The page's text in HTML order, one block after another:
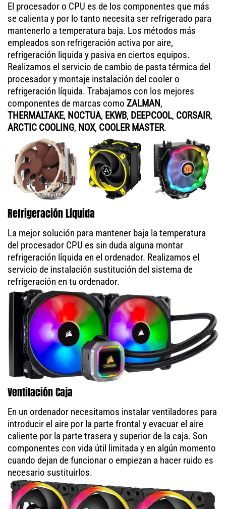
El procesador o CPU es de los componentes que más
se calienta y por lo tanto necesita ser refrigerado para
mantenerlo a temperatura baja. Los métodos más
empleados son refrigeración activa por aire,
refrigeración liquida y pasiva en ciertos equipos.
Realizamos el servicio de cambio de pasta térmica del
procesador y montaje instalación del cooler o
refrigeración líquida. Trabajamos con los mejores
componentes de marcas como ZALMAN,
THERMALTAKE, NOCTUA, EKWB, DEEPCOOL, CORSAIR,
ARCTIC COOLING, NOX, COOLER MASTER.
Refrigeración Líquida
La mejor solución para mantener baja la temperatura
del procesador CPU es sin duda alguna montar
refrigeración líquida en el ordenador. Realizamos el
servicio de instalación sustitución del sistema de
refrigeración en tu ordenador.
Ventilación Caja
En un ordenador necesitamos instalar ventiladores para
introducir el aire por la parte frontal y evacuar el aire
caliente por la parte trasera y superior de la caja. Son
componentes con vida útil limitada y en algún momento
cuando dejan de funcionar o empiezan a hacer ruido es
necesario sustituirlos.